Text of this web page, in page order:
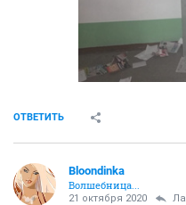
ОТВЕТИТЬ
Bloondinka
Волшебница...
21 октября 2020